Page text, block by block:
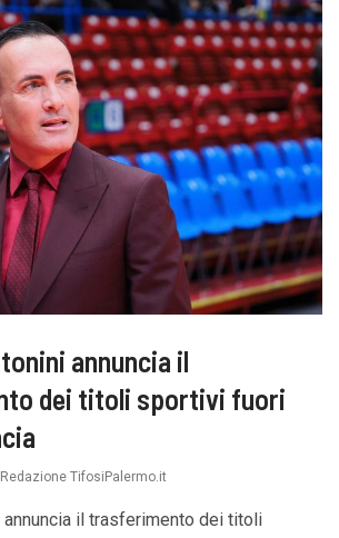
annuncia il
dei titoli sportivi fuori
Redazione TifosiPalermo.it
annuncia il trasferimento dei titoli